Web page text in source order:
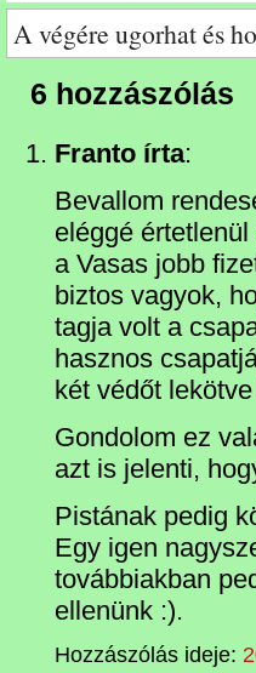
A végére ugorhat és
6 hozzászólás
Franto írta:
Bevallom
eléggé
a Vasas jobb
biztos vagyok,
tagja volt a
hasznos
két védőt
Gondolom ez
azt is jelenti,
Pistának pedig
Egy igen
továbbiakban
ellenünk :).
Hozzászólás ideje: